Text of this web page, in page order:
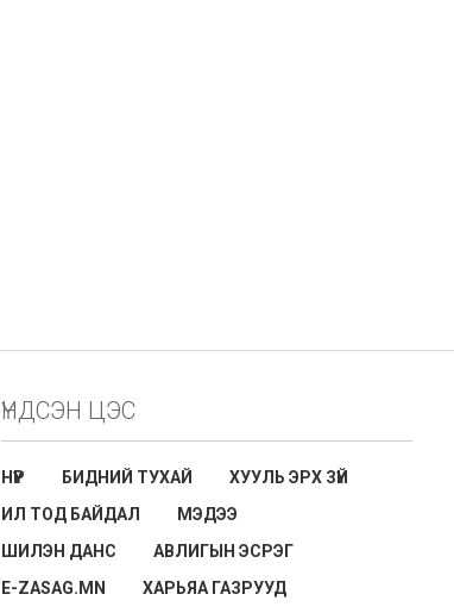
ҮНДСЭН ЦЭС
НҮҮР БИДНИЙ ТУХАЙ
ХУУЛЬ ЭРХ ЗҮЙ
ИЛ ТОД БАЙДАЛ
МЭДЭЭ
ШИЛЭН ДАНС
АВЛИГЫН ЭСРЭГ
E-ZASAG.MN
ХАРЬЯА ГАЗРУУД